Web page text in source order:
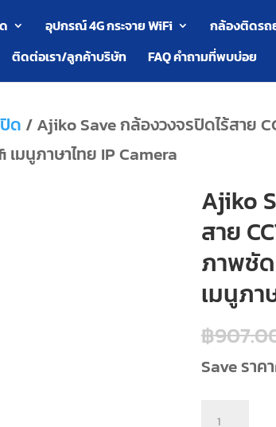
อุปกรณ์ 4G กระจาย WiFi กล้องติดร
ติดต่อเรา/ลูกค้าบริษัท FAQ คำถามที่พบบ่อย
ด / Ajiko Save กล้องวงจรปิดไร้สาย
มนูภาษาไทย IP Camera
Ajiko
สาย
ภาพชั
เมนูภา
฿
Save รา
Ajiko